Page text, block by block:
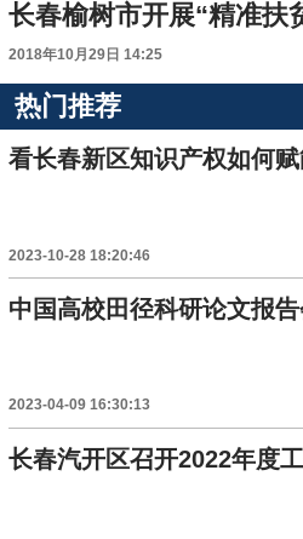
长春榆树市开展“精准扶
2018年10月29日 14:25
热门推荐
看长春新区知识产权如何
2023-10-28 18:20:46
中国高校田径科研论文报
2023-04-09 16:30:13
长春汽开区召开2022年度